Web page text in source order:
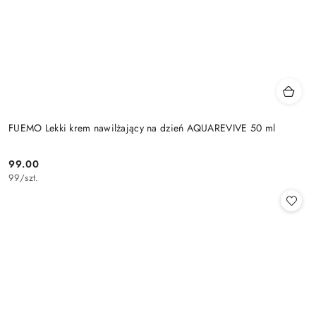
FUEMO Lekki krem nawilżający na dzień AQUAREVIVE 50 ml
Cena:
99.00
99/szt.